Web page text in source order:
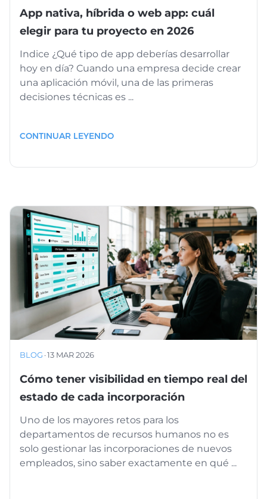
App nativa, híbrida o web app: cuál
elegir para tu proyecto en 2026
Indice ¿Qué tipo de app deberías desarrollar
hoy en día? Cuando una empresa decide crear
una aplicación móvil, una de las primeras
decisiones técnicas es ...
CONTINUAR LEYENDO
BLOG ·13 MAR 2026
Cómo tener visibilidad en tiempo real del
estado de cada incorporación
Uno de los mayores retos para los
departamentos de recursos humanos no es
solo gestionar las incorporaciones de nuevos
empleados, sino saber exactamente en qué ...